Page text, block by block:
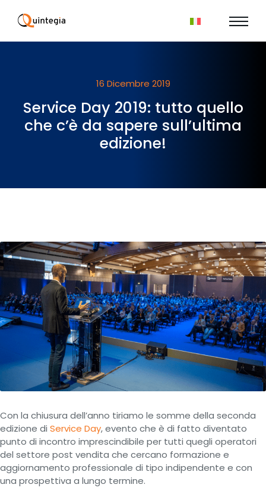
16 Dicembre 2019
Service Day 2019: tutto quello
che c’è da sapere sull’ultima
edizione!
Con la chiusura dell’anno tiriamo le somme della seconda
edizione di Service Day, evento che è di fatto diventato
punto di incontro imprescindibile per tutti quegli operatori
del settore post vendita che cercano formazione e
aggiornamento professionale di tipo indipendente e con
una prospettiva a lungo termine.